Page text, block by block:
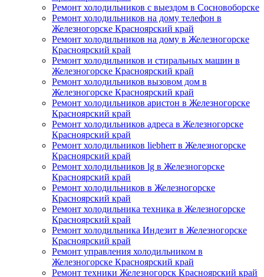
Ремонт холодильников с выездом в Сосновоборске
Ремонт холодильников на дому телефон в
Железногорске Красноярский край
Ремонт холодильников на дому в Железногорске
Красноярский край
Ремонт холодильников и стиральных машин в
Железногорске Красноярский край
Ремонт холодильников вызовом дом в
Железногорске Красноярский край
Ремонт холодильников аристон в Железногорске
Красноярский край
Ремонт холодильников адреса в Железногорске
Красноярский край
Ремонт холодильников liebherr в Железногорске
Красноярский край
Ремонт холодильников lg в Железногорске
Красноярский край
Ремонт холодильников в Железногорске
Красноярский край
Ремонт холодильника техника в Железногорске
Красноярский край
Ремонт холодильника Индезит в Железногорске
Красноярский край
Ремонт управления холодильником в
Железногорске Красноярский край
Ремонт техники Железногорск Красноярский край